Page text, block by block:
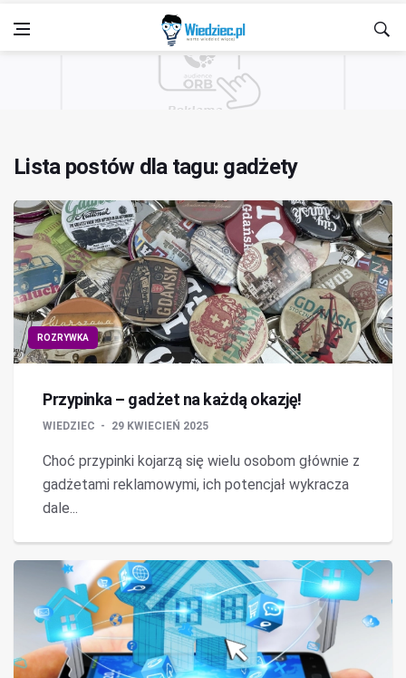
Lista postów dla tagu: gadżety
ROZRYWKA
Przypinka – gadżet na każdą okazję!
WIEDZIEC 29 KWIECIEŃ 2025
Choć przypinki kojarzą się wielu osobom głównie z
gadżetami reklamowymi, ich potencjał wykracza
dale...